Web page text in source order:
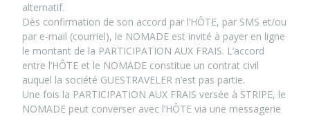
alternatif.
Dès confirmation de son accord par l’HÔTE, par SMS et/ou
par e-mail (courriel), le NOMADE est invité à payer en ligne
le montant de la PARTICIPATION AUX FRAIS. L’accord
entre l’HÔTE et le NOMADE constitue un contrat civil
auquel la société GUESTRAVELER n’est pas partie.
Une fois la PARTICIPATION AUX FRAIS versée à STRIPE, le
NOMADE peut converser avec l’HÔTE via une messagerie